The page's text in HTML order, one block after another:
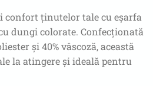
confort ținutelor tale cu eșarfa
dungi colorate. Confecționată
și 40% vâscoză, această
la atingere și ideală pentru